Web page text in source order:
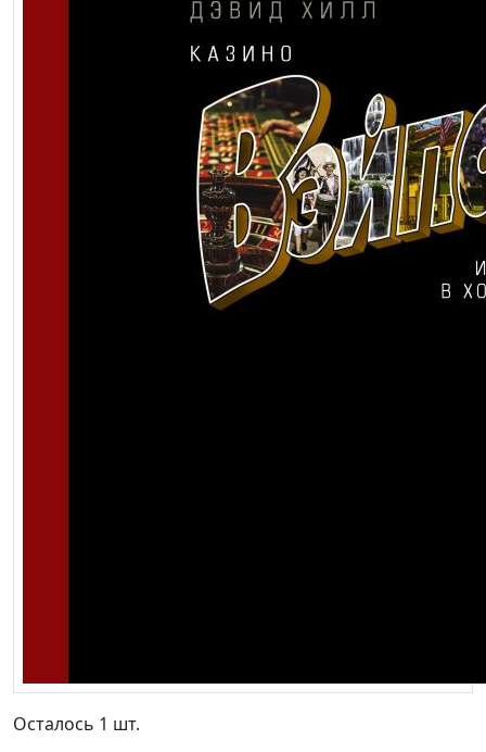
Осталось 1 шт.